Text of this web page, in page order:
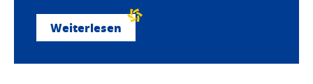
Weiterlesen